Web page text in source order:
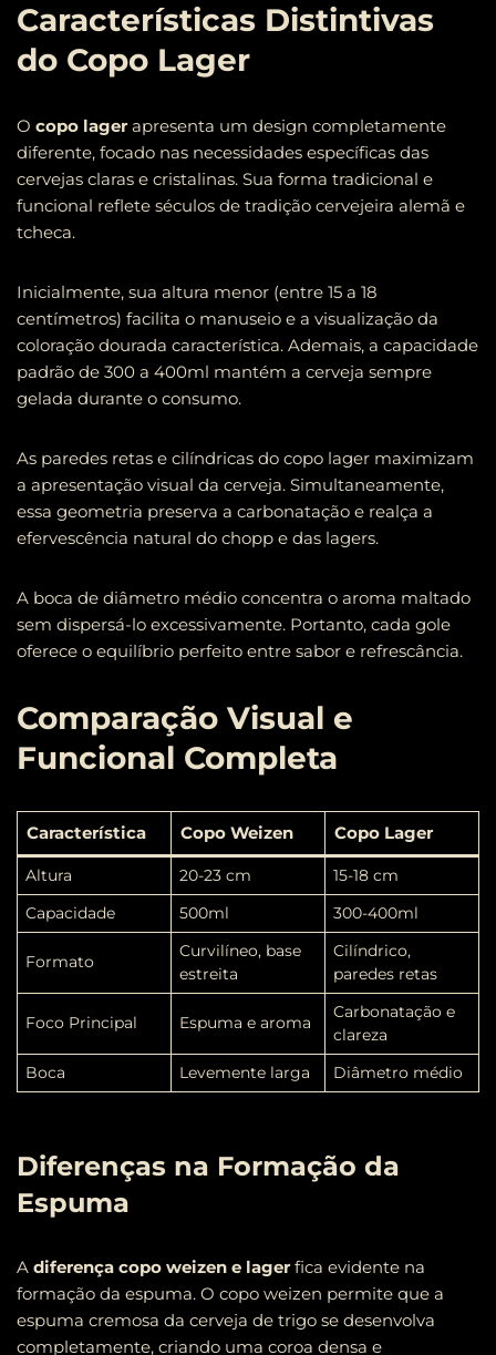
Características Distintivas
do Copo Lager
O copo lager apresenta um design completamente
diferente, focado nas necessidades específicas das
cervejas claras e cristalinas. Sua forma tradicional e
funcional reflete séculos de tradição cervejeira alemã e
tcheca.
Inicialmente, sua altura menor (entre 15 a 18
centímetros) facilita o manuseio e a visualização da
coloração dourada característica. Ademais, a capacidade
padrão de 300 a 400ml mantém a cerveja sempre
gelada durante o consumo.
As paredes retas e cilíndricas do copo lager maximizam
a apresentação visual da cerveja. Simultaneamente,
essa geometria preserva a carbonatação e realça a
efervescência natural do chopp e das lagers.
A boca de diâmetro médio concentra o aroma maltado
sem dispersá-lo excessivamente. Portanto, cada gole
oferece o equilíbrio perfeito entre sabor e refrescância.
Comparação Visual e
Funcional Completa
Característica Copo Weizen Copo Lager
Altura 20-23 cm 15-18 cm
Capacidade 500ml 300-400ml
Formato
Curvilíneo, base
estreita
Cilíndrico,
paredes retas
Foco Principal Espuma e aroma
Carbonatação e
clareza
Boca Levemente larga Diâmetro médio
Diferenças na Formação da
Espuma
A diferença copo weizen e lager fica evidente na
formação da espuma. O copo weizen permite que a
espuma cremosa da cerveja de trigo se desenvolva
completamente, criando uma coroa densa e